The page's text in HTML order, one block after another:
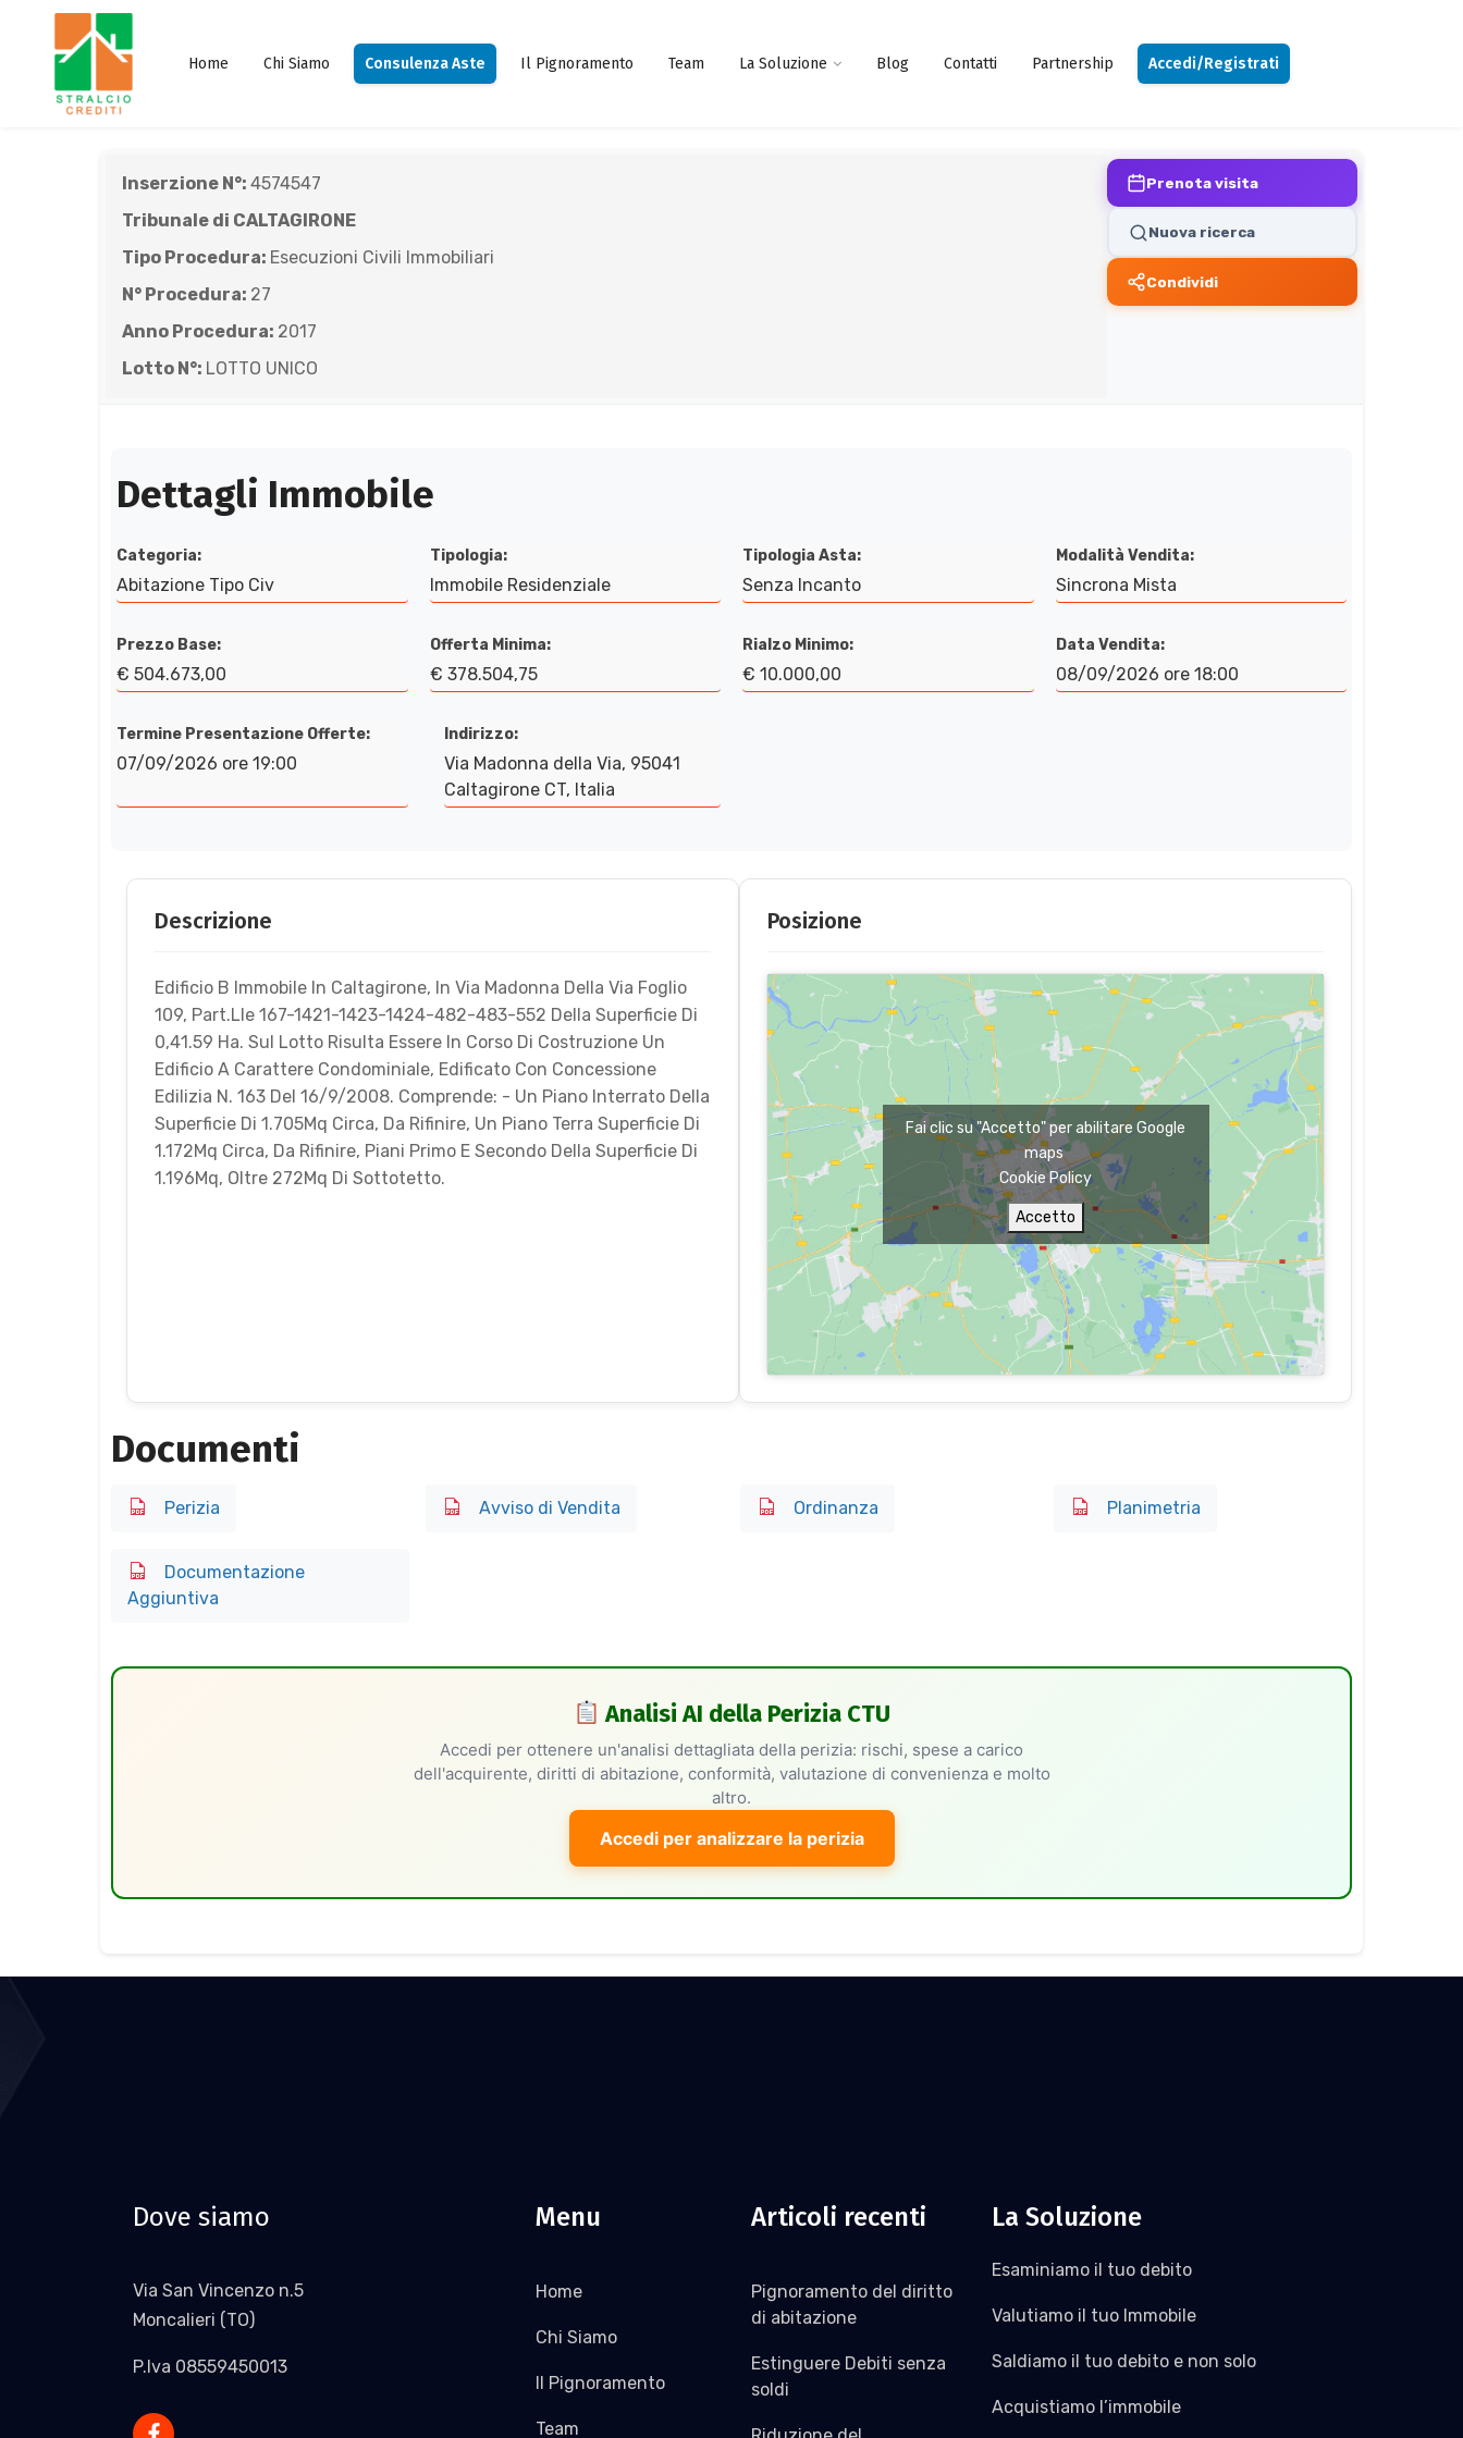
Home Chi Siamo Consulenza Aste Il Pignoramento Team La Soluzione Blog Contatti Partnership Accedi/Registrati
Inserzione N°: 4574547
Tribunale di CALTAGIRONE
Tipo Procedura: Esecuzioni Civili Immobiliari
N° Procedura: 27
Anno Procedura: 2017
Lotto N°: LOTTO UNICO
Prenota visita
Nuova ricerca
Condividi
Dettagli Immobile
Categoria:
Abitazione Tipo Civ
Tipologia:
Immobile Residenziale
Tipologia Asta:
Senza Incanto
Modalità Vendita:
Sincrona Mista
Prezzo Base:
€ 504.673,00
Offerta Minima:
€ 378.504,75
Rialzo Minimo:
€ 10.000,00
Data Vendita:
08/09/2026 ore 18:00
Termine Presentazione Offerte:
07/09/2026 ore 19:00
Indirizzo:
Via Madonna della Via, 95041
Caltagirone CT, Italia
Descrizione
Edificio B Immobile In Caltagirone, In Via Madonna Della Via Foglio
109, Part.Lle 167-1421-1423-1424-482-483-552 Della Superficie Di
0,41.59 Ha. Sul Lotto Risulta Essere In Corso Di Costruzione Un
Edificio A Carattere Condominiale, Edificato Con Concessione
Edilizia N. 163 Del 16/9/2008. Comprende: - Un Piano Interrato Della
Superficie Di 1.705Mq Circa, Da Rifinire, Un Piano Terra Superficie Di
1.172Mq Circa, Da Rifinire, Piani Primo E Secondo Della Superficie Di
1.196Mq, Oltre 272Mq Di Sottotetto.
Posizione
Fai clic su "Accetto" per abilitare Google
maps
Cookie Policy
Accetto
Documenti
Perizia Avviso di Vendita Ordinanza Planimetria
Documentazione
Aggiuntiva
Analisi AI della Perizia CTU
Accedi per ottenere un'analisi dettagliata della perizia: rischi, spese a carico
dell'acquirente, diritti di abitazione, conformità, valutazione di convenienza e molto
altro.
Accedi per analizzare la perizia
Dove siamo
Via San Vincenzo n.5
Moncalieri (TO)
P.Iva 08559450013
Menu
Home
Chi Siamo
Il Pignoramento
Team
Articoli recenti
Pignoramento del diritto
di abitazione
Estinguere Debiti senza
soldi
La Soluzione
Esaminiamo il tuo debito
Valutiamo il tuo Immobile
Saldiamo il tuo debito e non solo
Acquistiamo l’immobile